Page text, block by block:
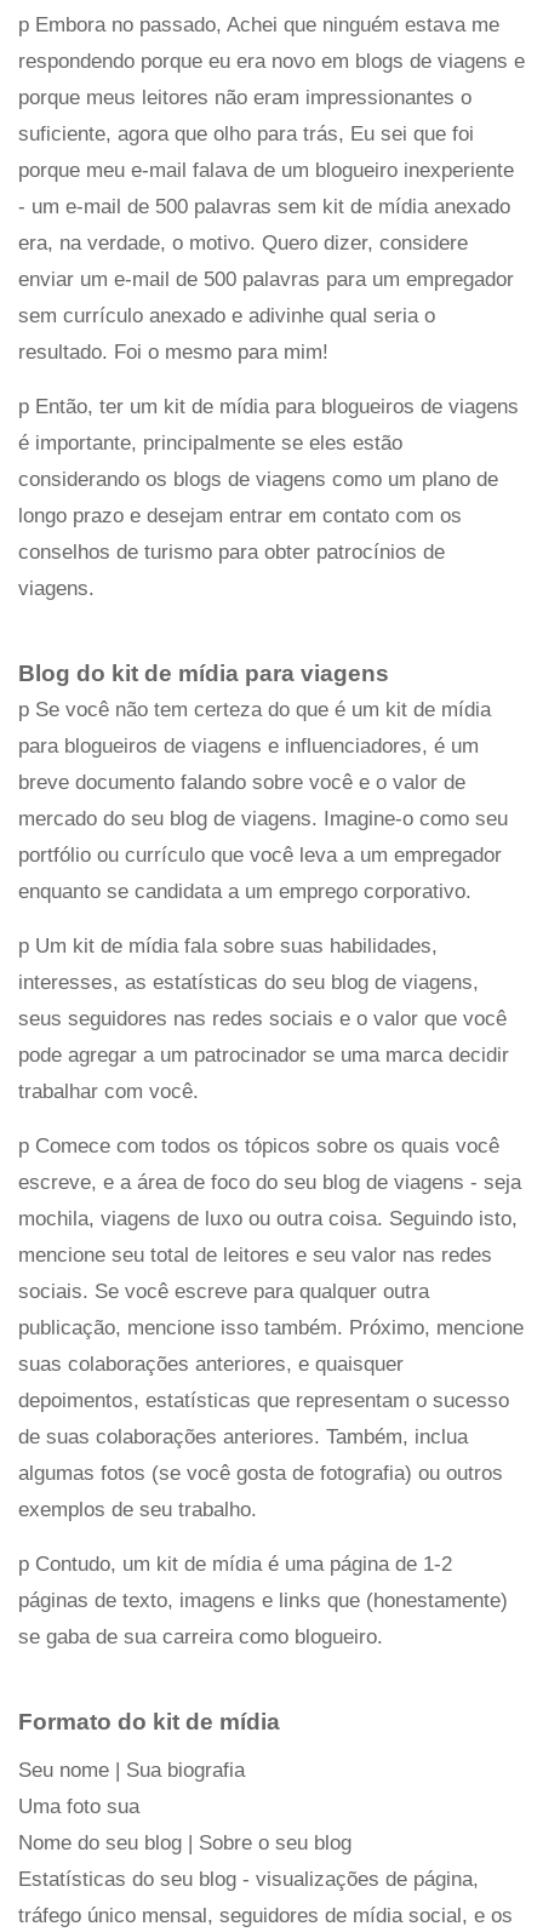
p Embora no passado, Achei que ninguém estava me
respondendo porque eu era novo em blogs de viagens e
porque meus leitores não eram impressionantes o
suficiente, agora que olho para trás, Eu sei que foi
porque meu e-mail falava de um blogueiro inexperiente
- um e-mail de 500 palavras sem kit de mídia anexado
era, na verdade, o motivo. Quero dizer, considere
enviar um e-mail de 500 palavras para um empregador
sem currículo anexado e adivinhe qual seria o
resultado. Foi o mesmo para mim!
p Então, ter um kit de mídia para blogueiros de viagens
é importante, principalmente se eles estão
considerando os blogs de viagens como um plano de
longo prazo e desejam entrar em contato com os
conselhos de turismo para obter patrocínios de
viagens.
Blog do kit de mídia para viagens
p Se você não tem certeza do que é um kit de mídia
para blogueiros de viagens e influenciadores, é um
breve documento falando sobre você e o valor de
mercado do seu blog de viagens. Imagine-o como seu
portfólio ou currículo que você leva a um empregador
enquanto se candidata a um emprego corporativo.
p Um kit de mídia fala sobre suas habilidades,
interesses, as estatísticas do seu blog de viagens,
seus seguidores nas redes sociais e o valor que você
pode agregar a um patrocinador se uma marca decidir
trabalhar com você.
p Comece com todos os tópicos sobre os quais você
escreve, e a área de foco do seu blog de viagens - seja
mochila, viagens de luxo ou outra coisa. Seguindo isto,
mencione seu total de leitores e seu valor nas redes
sociais. Se você escreve para qualquer outra
publicação, mencione isso também. Próximo, mencione
suas colaborações anteriores, e quaisquer
depoimentos, estatísticas que representam o sucesso
de suas colaborações anteriores. Também, inclua
algumas fotos (se você gosta de fotografia) ou outros
exemplos de seu trabalho.
p Contudo, um kit de mídia é uma página de 1-2
páginas de texto, imagens e links que (honestamente)
se gaba de sua carreira como blogueiro.
Formato do kit de mídia
Seu nome | Sua biografia
Uma foto sua
Nome do seu blog | Sobre o seu blog
Estatísticas do seu blog - visualizações de página,
tráfego único mensal, seguidores de mídia social, e os